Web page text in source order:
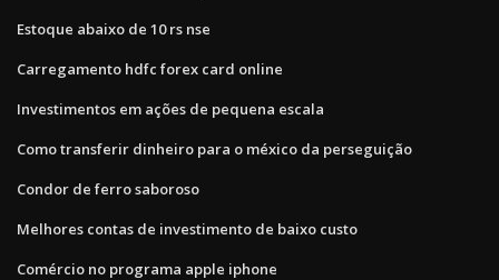
Estoque abaixo de 10 rs nse
Carregamento hdfc forex card online
Investimentos em ações de pequena escala
Como transferir dinheiro para o méxico da perseguição
Condor de ferro saboroso
Melhores contas de investimento de baixo custo
Comércio no programa apple iphone